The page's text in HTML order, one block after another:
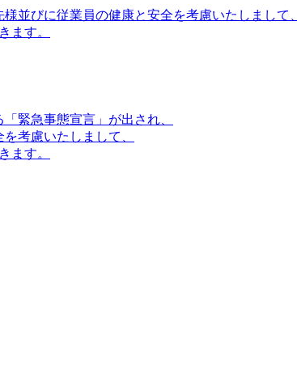
並びに従業員の健康と安全を考慮いたしまして、
ます。
緊急事態宣言」が出され、
考慮いたしまして、
ます。